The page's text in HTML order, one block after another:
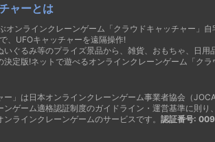
ャーとは
オンラインクレーンゲーム「クラウドキャッチャー」自
、UFOキャッチャーを遠隔操作!
いぐるみ等のプライズ景品から、雑貨、おもちゃ、日用
決定版!ネットで遊べるオンラインクレーンゲーム「クラ
ー」は日本オンラインクレーンゲーム事業者協会（
ンゲーム適格認証制度のガイドライン・運営基準に則り
ラインクレーンゲームのサービスです。 認証番号: